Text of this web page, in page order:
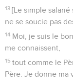
13 [Le simple
ne se soucie pas
14 Moi, je suis le
me connaissent,
15 tout comme le
Père. Je donne ma